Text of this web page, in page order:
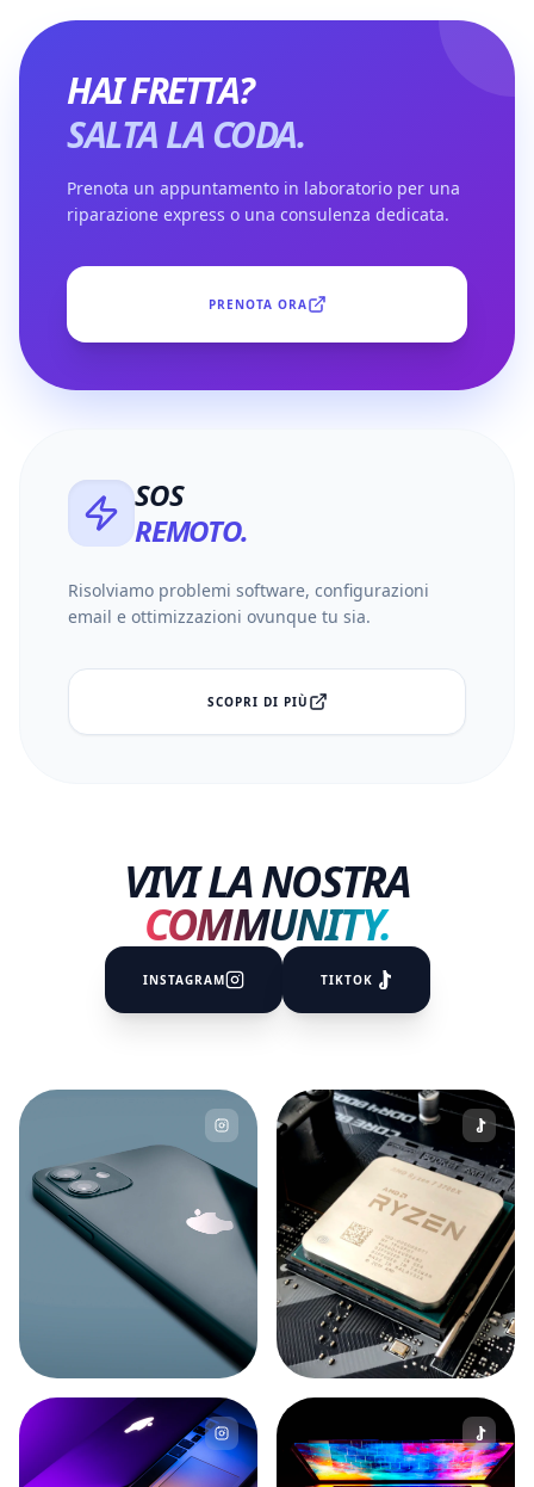
HAI FRETTA?
SALTA LA CODA.
Prenota un appuntamento in laboratorio per una
riparazione express o una consulenza dedicata.
PRENOTA ORA
SOS
REMOTO.
Risolviamo problemi software, configurazioni
email e ottimizzazioni ovunque tu sia.
SCOPRI DI PIÙ
VIVI LA NOSTRA
COMMUNITY.
INSTAGRAM TIKTOK
Watch 2.5k Watch